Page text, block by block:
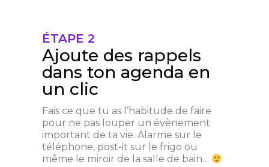
ÉTAPE 2
Ajoute des rappels
dans ton agenda en
un clic
Fais ce que tu as l’habitude de faire
pour ne pas louper un évènement
important de ta vie. Alarme sur le
téléphone, post-it sur le frigo ou
même le miroir de la salle de bain…